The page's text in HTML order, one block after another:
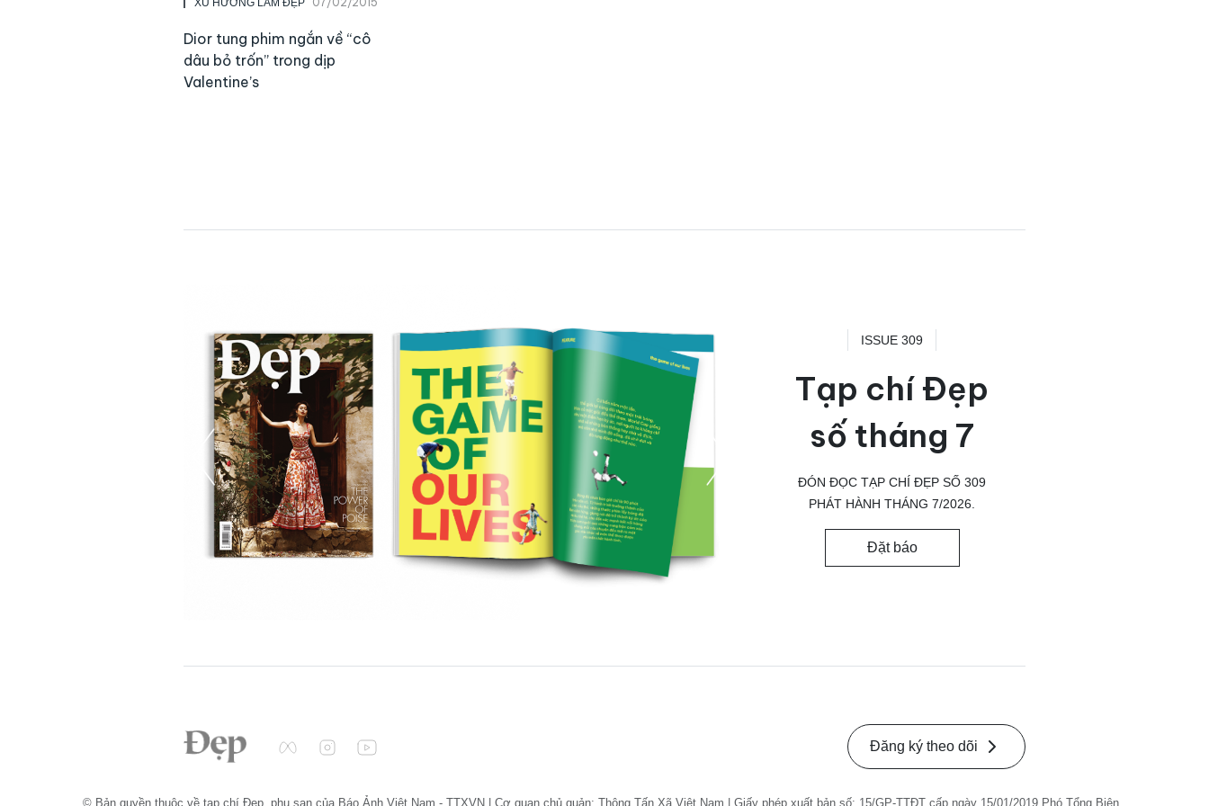
Dior tung phim ngắn về “cô
dâu bỏ trốn” trong dịp
Valentine’s
ISSUE 309
Tạp chí Đẹp
số tháng 7
ĐÓN ĐỌC TẠP CHÍ ĐẸP SỐ 309
PHÁT HÀNH THÁNG 7/2026.
Đặt báo
Đăng ký theo dõi
© Bản quyền thuộc về tạp chí Đẹp, phụ san của Báo Ảnh Việt Nam - TTXVN | Cơ quan chủ quản: Thông Tấn Xã Việt Nam | Giấy phép xuất bản số: 15/GP-TTĐT cấp ngày 15/01/2019 Phó Tổng Biên